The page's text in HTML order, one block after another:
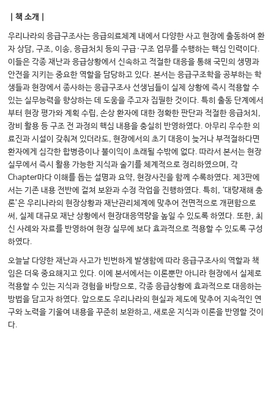
｜책 소개｜
우리나라의 응급구조사는 응급의료체계 내에서 다양한 사고 현장에 출동하여 환
자 상담, 구조, 이송, 응급처치 등의 구급·구조 업무를 수행하는 핵심 인력이다.
이들은 각종 재난과 응급상황에서 신속하고 적절한 대응을 통해 국민의 생명과
안전을 지키는 중요한 역할을 담당하고 있다. 본서는 응급구조학을 공부하는 학
생들과 현장에서 종사하는 응급구조사 선생님들이 실제 상황에 즉시 적용할 수
있는 실무능력을 향상하는 데 도움을 주고자 집필한 것이다. 특히 출동 단계에서
부터 현장 평가와 계획 수립, 손상 환자에 대한 정확한 판단과 적절한 응급처치,
장비 활용 등 구조 전 과정의 핵심 내용을 충실히 반영하였다. 아무리 우수한 의
료진과 시설이 갖춰져 있더라도, 현장에서의 초기 대응이 늦거나 부적절하다면
환자에게 심각한 합병증이나 불이익이 초래될 수밖에 없다. 따라서 본서는 현장
실무에서 즉시 활용 가능한 지식과 술기를 체계적으로 정리하였으며, 각
Chapter마다 이해를 돕는 설명과 요약, 현장사진을 함께 수록하였다. 제3판에
서는 기존 내용 전반에 걸쳐 보완과 수정 작업을 진행하였다. 특히, ‘대량재해 총
론’은 우리나라의 현장상황과 재난관리체계에 맞추어 전면적으로 개편함으로
써, 실제 대규모 재난 상황에서 현장대응역량을 높일 수 있도록 하였다. 또한, 최
신 사례와 자료를 반영하여 현장 실무에 보다 효과적으로 적용할 수 있도록 구성
하였다.
오늘날 다양한 재난과 사고가 빈번하게 발생함에 따라 응급구조사의 역할과 책
임은 더욱 중요해지고 있다. 이에 본서에서는 이론뿐만 아니라 현장에서 실제로
적용할 수 있는 지식과 경험을 바탕으로, 각종 응급상황에 효과적으로 대응하는
방법을 담고자 하였다. 앞으로도 우리나라의 현실과 제도에 맞추어 지속적인 연
구와 노력을 기울여 내용을 꾸준히 보완하고, 새로운 지식과 이론을 반영할 것이
다.